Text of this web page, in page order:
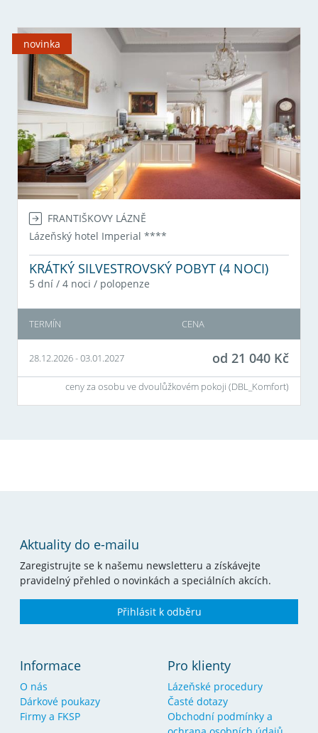
novinka
FRANTIŠKOVY LÁZNĚ
Lázeňský hotel Imperial ****
KRÁTKÝ SILVESTROVSKÝ POBYT (4 NOCI)
5 dní / 4 noci / polopenze
TERMÍN CENA
28.12.2026-03.01.2027 od 21 040 Kč
ceny za osobu ve dvoulůžkovém pokoji (DBL_Komfort)
Aktuality do e-mailu
Zaregistrujte se k našemu newsletteru a získávejte
pravidelný přehled o novinkách a speciálních akcích.
Přihlásit k odběru
Informace
O nás
Dárkové poukazy
Firmy a FKSP
Pro klienty
Lázeňské procedury
Časté dotazy
Obchodní podmínky a